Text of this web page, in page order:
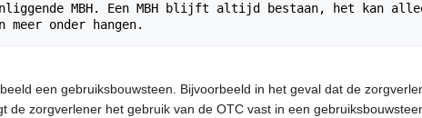
MBH. Een MBH blijft altijd bestaan, het kan
een gebruiksbouwsteen. Bijvoorbeeld in het geval dat de
de zorgverlener het gebruik van de OTC vast in een